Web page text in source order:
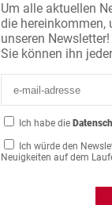
Um alle aktuellen
die hereinkommen,
unseren Newsletter!
Sie können ihn
Ich habe die
Ich würde den
Neuigkeiten auf dem